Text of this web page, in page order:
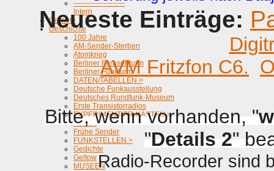
---------------------
Intern
Geraete
Geschichte
100 Jahre
AM-Sender-Sterben
Atomkrieg
Berliner Fernsehturm
Berliner Funkturm
DATEN/TABELLEN >
Deutsche Funkausstellung
Deutsches Rundfunk-Museum
Erste Transistorradios
EXPERIMENTIER-KÄSTEN >
Firmen
Frühe Sender
FUNKSTELLEN >
Gedichte
Geltow
MUSEEN
Neueste Einträge:
AVM Fritzfon C6.
Bitte, wenn vorhanden, "
"Details 2"
Radio-Recorder sind